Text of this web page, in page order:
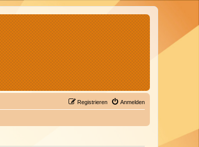
Anmelden
Registrieren